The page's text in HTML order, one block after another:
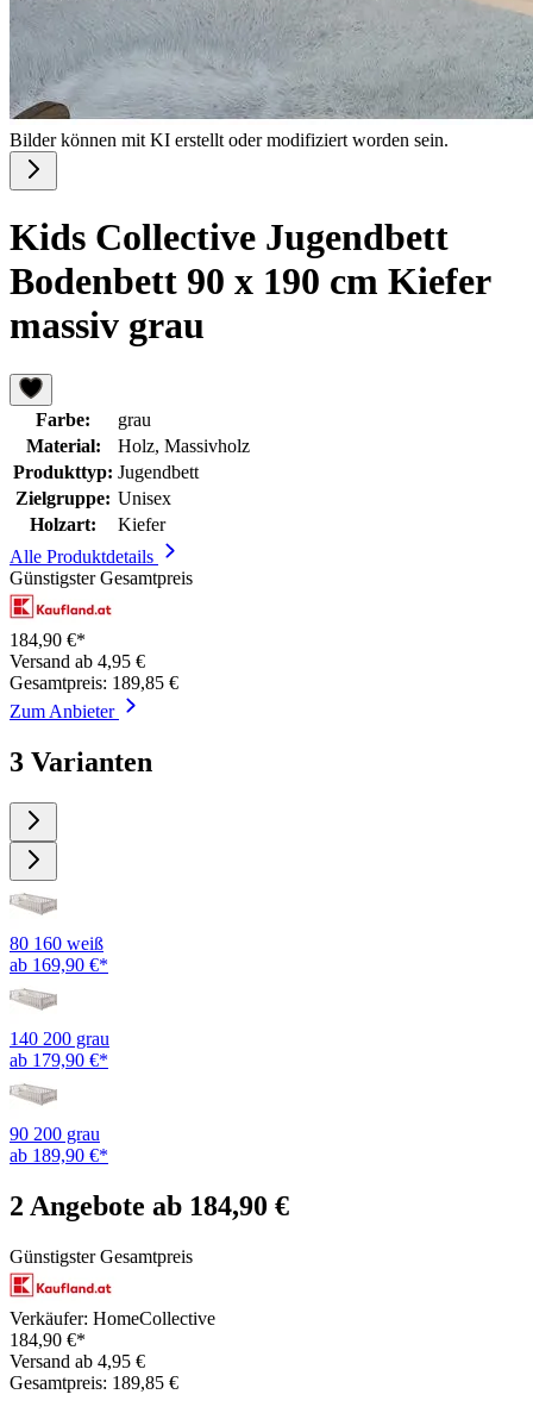
Bilder können mit KI erstellt oder modifiziert worden sein.
Kids Collective Jugendbett
Bodenbett 90 x 190 cm Kiefer
massiv grau
Farbe:
grau
Material:
Holz, Massivholz
Produkttyp: Jugendbett
Zielgruppe: Unisex
Holzart:
Kiefer
Alle Produktdetails
Günstigster Gesamtpreis
184,90 €*
Versand ab 4,95 €
Gesamtpreis: 189,85 €
Zum Anbieter
3 Varianten
80 160 weiß
ab 169,90 €*
140 200 grau
ab 179,90 €*
90 200 grau
ab 189,90 €*
2 Angebote ab 184,90 €
Günstigster Gesamtpreis
Verkäufer: HomeCollective
184,90 €*
Versand ab 4,95 €
Gesamtpreis: 189,85 €